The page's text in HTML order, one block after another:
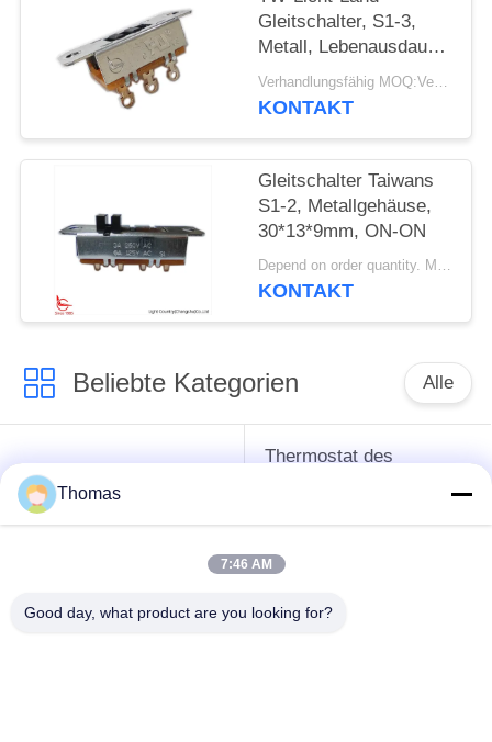
Gleitschalter, S1-3,
Metall, Lebenausdauer
30000 Zyklen
Verhandlungsfähig MOQ:Verhandelbar
KONTAKT
Gleitschalter Taiwans
S1-2, Metallgehäuse,
30*13*9mm, ON-ON
Depend on order quantity. MOQ:1000pcs, auch Stützprobelauf Menge.
KONTAKT
Beliebte Kategorien Alle
Thermostat ksd301
Thermostat des
Thermoschalter
Thomas
7:46 AM
Good day, what product are you looking for?